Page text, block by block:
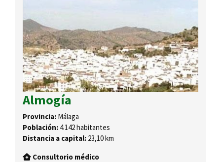
Almogía
Provincia: Málaga
Población: 4.142 habitantes
Distancia a capital: 23,10 km
Consultorio médico